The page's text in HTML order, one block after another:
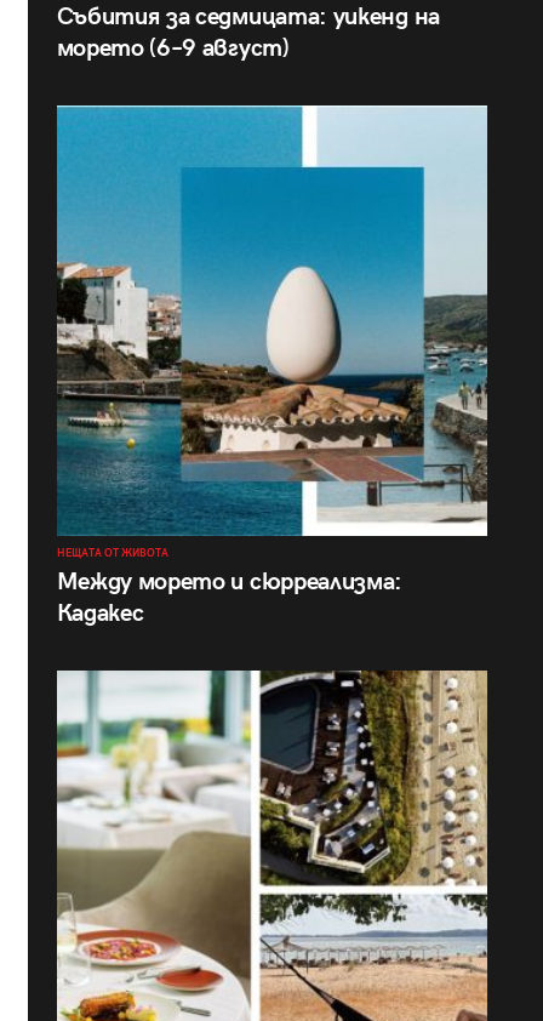
Събития за седмицата: уикенд на
морето (6–9 август)
НЕЩАТА ОТ ЖИВОТА
Между морето и сюрреализма:
Кадакес